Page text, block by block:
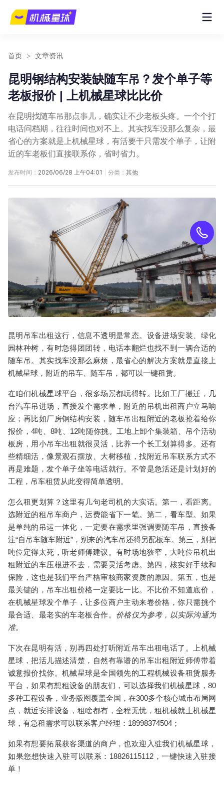
首页 > 文章资讯
昆明钢结构安装缺随车吊？发个单子等
老板报价 | 上机械星球比比价
在昆明找随车吊那点事儿，确实让不少老板头疼。一个个打
电话问档期，往往时间也对不上。其实找车没那么复杂，最
省心的方案就是上机械星球，有活要干只需发个单子，让附
近的车老板们直接联系你，省时省力。
发布时间： 2026/06/28 上午04:01 分类： 其他
昆明吊车出租这行，信息不透明是常态。设备进场安装、绿化
园林种树，有时急得团团转，电话本翻烂也找不到一辆合适的
随车吊 。其实找车没那么麻烦，最省心的解决方案就是直接上
机械星球，附近的吊车 随车吊 ，都可以一键租赁。
在咱们机械星球平台，很多场景都玩得转。比如工厂搬迁，几
台汽车吊进场，直接发个需求单，附近的吊机出租商户立马响
应；再比如厂房钢结构安装， 随车吊出租附近的老板抢着给你
报价，4吨、8吨、12吨随你挑。工地上卸个集装箱、吊个活动
板房，用小吊车出租就很灵活，比养一个长工划算得多。还有
些精细活，像景观石摆放、大树移植，找附近吊车联系方式不
再是难题，发个单子坐等电话就行。不管是急活还是计划好的
工程， 吊车租赁从此变得简单透明。
怎么租更划算？这里有几句老司机的大实话。第一，看距离。
选附近的租吊车商户，运费能省下一笔。第二，看车型。如果
是单纯的吊运一体化，一定要在需求里强调要随车吊 ，直接备
注“自吊车随车附近”，别来的汽车吊还得另配板车。第三，别把
吨位定得太死，听老师傅建议。有时场地狭窄，大吨位吊机出
租附近的车压根进不去，需要灵活考虑。第四，核实好手续和
保险，这也是我们平台严格审核商家资质的原因。第五，也是
最关键的， 吊车出租价格一定要比一比。不比价不知道底价，
在机械星球发个单子，让多位商户主动来卷价格，你只需挑个
最合适、最老实的车老板合作。 价格仅为参考，以实际沟通为
准。
下次在昆明有活，别再四处打听附近吊车出租电话了。上机械
星球，把活儿描述清楚，自然有靠谱的吊车出租附近师傅带着
诚意报价找你。机械星球是全国领先的工程机械设备租赁服务
平台，如果有想租设备的朋友们，可以选择我们机械星球，80
多种工程设备，业务版图覆盖全国，在300多个核心城市布局网
点，就近安排设备，租啥都有，全程无忧，租机械就上机械星
球，有急租需求可以联系客户经理：18998374504；
如果有想要拓展获客渠道的商户，也欢迎入驻我们机械星球，
如果您想快速入驻可以联系：18826115112，一键快速入驻接
单！